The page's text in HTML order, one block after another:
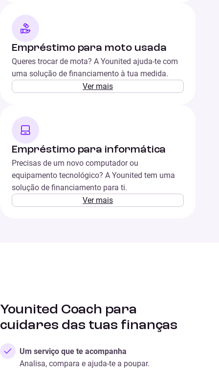
Empréstimo para moto usada
Queres trocar de mota? A Younited ajuda-te com
uma solução de financiamento à tua medida.
Ver mais
Empréstimo para informática
Precisas de um novo computador ou
equipamento tecnológico? A Younited tem uma
solução de financiamento para ti.
Ver mais
Younited Coach para
cuidares das tuas finanças
Um serviço que te acompanha
Analisa, compara e ajuda-te a poupar.